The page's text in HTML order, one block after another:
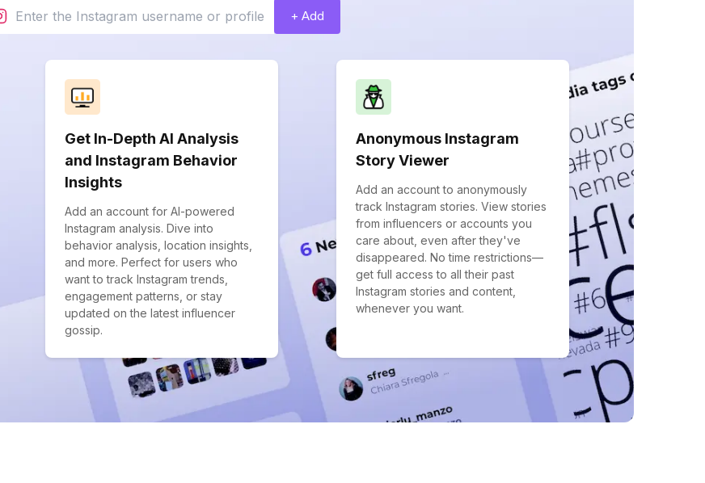
+ Add
Get In-Depth AI Analysis
and Instagram Behavior
Insights
Add an account for AI-powered
Instagram analysis. Dive into
behavior analysis, location insights,
and more. Perfect for users who
want to track Instagram trends,
engagement patterns, or stay
updated on the latest influencer
gossip.
Anonymous Instagram
Story Viewer
Add an account to anonymously
track Instagram stories. View stories
from influencers or accounts you
care about, even after they've
disappeared. No time restrictions—
get full access to all their past
Instagram stories and content,
whenever you want.